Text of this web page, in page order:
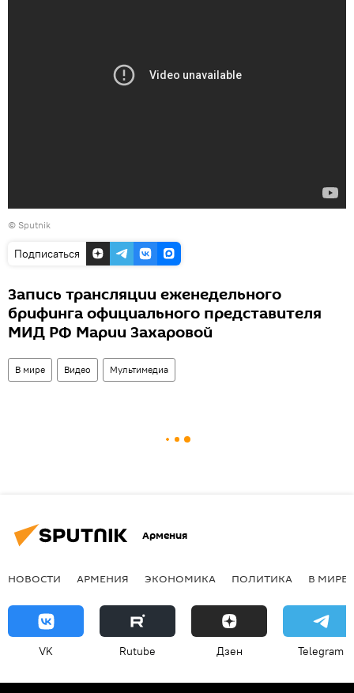
© Sputnik
Подписаться
Запись трансляции еженедельного
брифинга официального представителя
МИД РФ Марии Захаровой
В мире Видео Мультимедиа
Армения
НОВОСТИ АРМЕНИЯ ЭКОНОМИКА ПОЛИТИКА В МИРЕ
VK Rutube Дзен Telegram